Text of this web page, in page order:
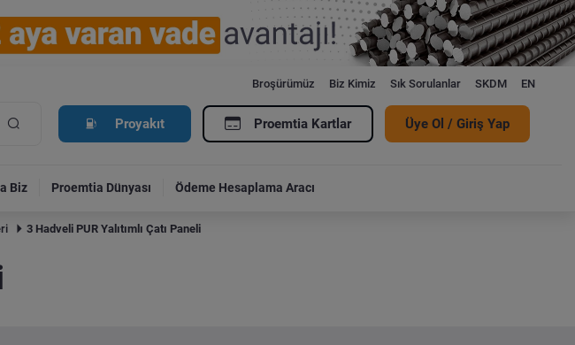
Broşürümüz Biz Kimiz Sık Sorulanlar SKDM EN
Proyakıt Proemtia Kartlar Üye Ol / Giriş Yap
Biz Proemtia Dünyası Ödeme Hesaplama Aracı
3 Hadveli PUR Yalıtımlı Çatı Paneli